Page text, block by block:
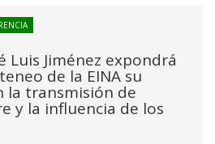
Luis Jiménez expondrá
de la EINA su
la transmisión de
y la influencia de los